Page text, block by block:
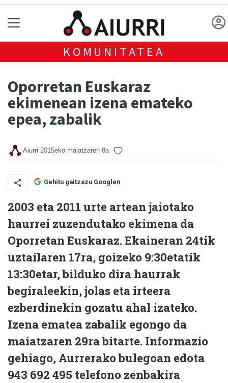
KOMUNITATEA
Oporretan Euskaraz
ekimenean izena emateko
epea, zabalik
Aiurri 2015eko maiatzaren 8a
Gehitu gaitzazu Googlen
2003 eta 2011 urte artean jaiotako
haurrei zuzendutako ekimena da
Oporretan Euskaraz. Ekaineran 24tik
uztailaren 17ra, goizeko 9:30etatik
13:30etar, bilduko dira haurrak
begiraleekin, jolas eta irteera
ezberdinekin gozatu ahal izateko.
Izena ematea zabalik egongo da
maiatzaren 29ra bitarte. Informazio
gehiago, Aurrerako bulegoan edota
943 692 495 telefono zenbakira